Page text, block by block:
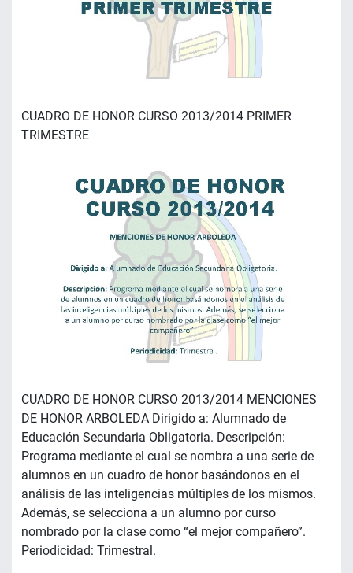
CUADRO DE HONOR CURSO 2013/2014 PRIMER
TRIMESTRE
CUADRO DE HONOR CURSO 2013/2014 MENCIONES
DE HONOR ARBOLEDA Dirigido a: Alumnado de
Educación Secundaria Obligatoria. Descripción:
Programa mediante el cual se nombra a una serie de
alumnos en un cuadro de honor basándonos en el
análisis de las inteligencias múltiples de los mismos.
Además, se selecciona a un alumno por curso
nombrado por la clase como “el mejor compañero”.
Periodicidad: Trimestral.